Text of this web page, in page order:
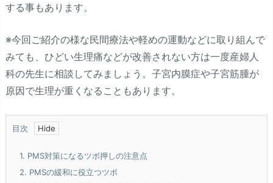
する事もあります。
※今回ご紹介の様な民間療法や軽めの運動などに取り組んで
みても、ひどい生理痛などが改善されない方は一度産婦人
科の先生に相談してみましょう。子宮内膜症や子宮筋腫が
原因で生理が重くなることもあります。
目次
1. PMS対策になるツボ押しの注意点
2. PMSの緩和に役立つツボ